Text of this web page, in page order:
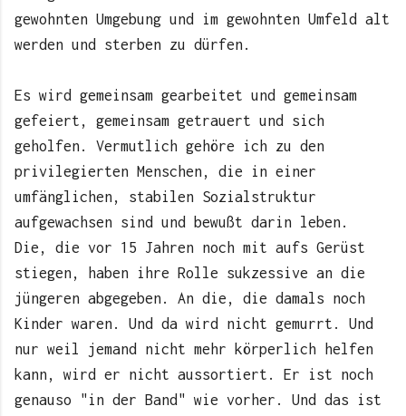
gewohnten Umgebung und im gewohnten Umfeld alt
werden und sterben zu dürfen.
Es wird gemeinsam gearbeitet und gemeinsam
gefeiert, gemeinsam getrauert und sich
geholfen. Vermutlich gehöre ich zu den
privilegierten Menschen, die in einer
umfänglichen, stabilen Sozialstruktur
aufgewachsen sind und bewußt darin leben.
Die, die vor 15 Jahren noch mit aufs Gerüst
stiegen, haben ihre Rolle sukzessive an die
jüngeren abgegeben. An die, die damals noch
Kinder waren. Und da wird nicht gemurrt. Und
nur weil jemand nicht mehr körperlich helfen
kann, wird er nicht aussortiert. Er ist noch
genauso "in der Band" wie vorher. Und das ist